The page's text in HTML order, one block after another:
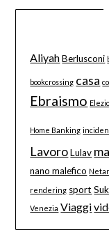
Aliyah Berlusconi
bookcrossing casa
Ebraismo
Home Banking
Lavoro Lulav
nano malefico
rendering sport
Venezia Viaggi